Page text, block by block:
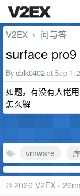
V2EX › 问与答
surface
Bysblk0402at Sep 1,
如题，有没有大佬
怎么解
vmware
© 2026 V2EX ·